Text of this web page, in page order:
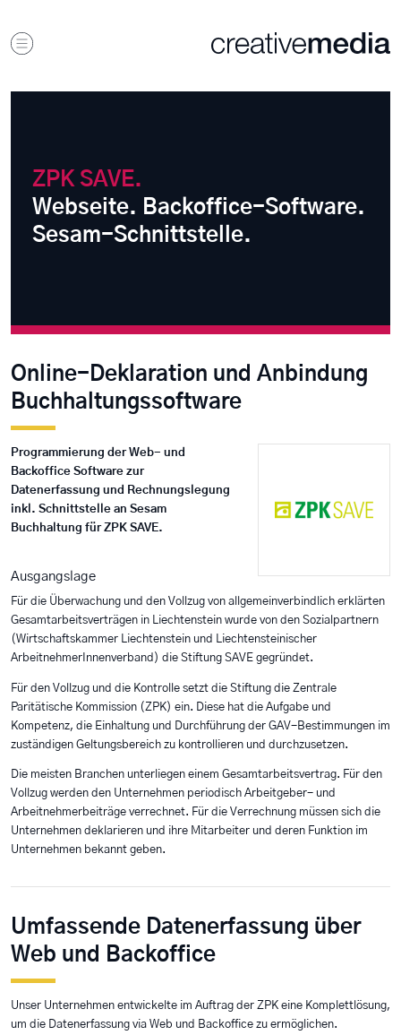
ZPK SAVE.
Webseite. Backoffice-Software.
Sesam-Schnittstelle.
Online-Deklaration und Anbindung
Buchhaltungssoftware
Programmierung der Web- und
Backoffice Software zur
Datenerfassung und Rechnungslegung
inkl. Schnittstelle an Sesam
Buchhaltung für ZPK SAVE.
Ausgangslage
Für die Überwachung und den Vollzug von allgemeinverbindlich erklärten
Gesamtarbeitsverträgen in Liechtenstein wurde von den Sozialpartnern
(Wirtschaftskammer Liechtenstein und Liechtensteinischer
ArbeitnehmerInnenverband) die Stiftung SAVE gegründet.
Für den Vollzug und die Kontrolle setzt die Stiftung die Zentrale
Paritätische Kommission (ZPK) ein. Diese hat die Aufgabe und
Kompetenz, die Einhaltung und Durchführung der GAV-Bestimmungen im
zuständigen Geltungsbereich zu kontrollieren und durchzusetzen.
Die meisten Branchen unterliegen einem Gesamtarbeitsvertrag. Für den
Vollzug werden den Unternehmen periodisch Arbeitgeber- und
Arbeitnehmerbeiträge verrechnet. Für die Verrechnung müssen sich die
Unternehmen deklarieren und ihre Mitarbeiter und deren Funktion im
Unternehmen bekannt geben.
Umfassende Datenerfassung über
Web und Backoffice
Unser Unternehmen entwickelte im Auftrag der ZPK eine Komplettlösung,
um die Datenerfassung via Web und Backoffice zu ermöglichen.